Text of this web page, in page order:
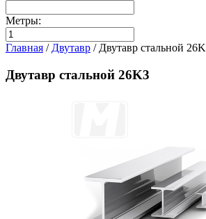
Метры:
Главная / Двутавр / Двутавр стальной
Двутавр стальной 26K3